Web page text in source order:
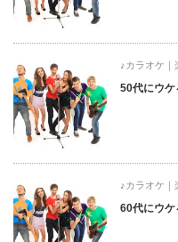
♪カラオケ｜
50代にウケ
♪カラオケ｜
60代にウケ